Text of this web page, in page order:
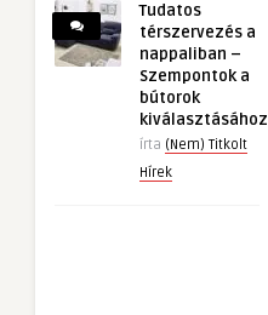
Tudatos
térszervezés a
nappaliban –
Szempontok a
bútorok
kiválasztásához
írta (Nem) Titkolt
Hírek